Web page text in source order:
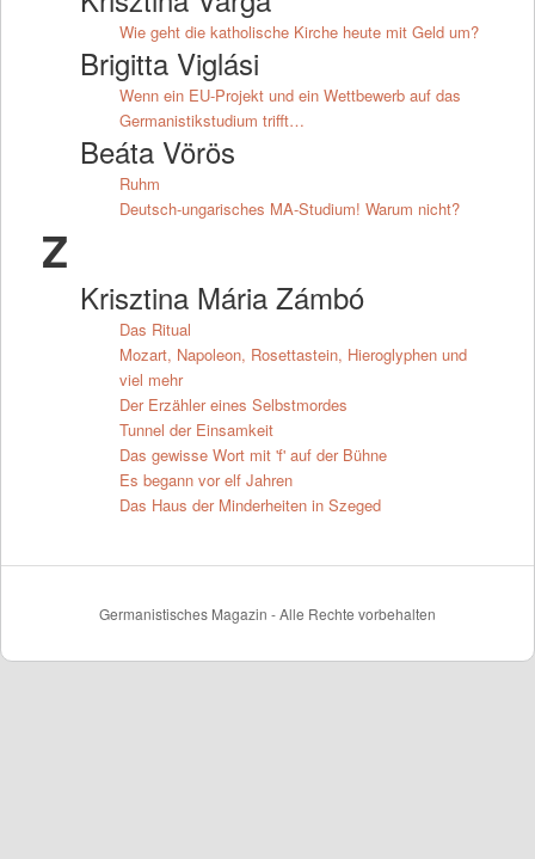
Wie geht die katholische Kirche heute mit Geld um?
Brigitta Viglási
Wenn ein EU-Projekt und ein Wettbewerb auf das
Germanistikstudium trifft…
Beáta Vörös
Ruhm
Deutsch-ungarisches MA-Studium! Warum nicht?
Z
Krisztina Mária Zámbó
Das Ritual
Mozart, Napoleon, Rosettastein, Hieroglyphen und
viel mehr
Der Erzähler eines Selbstmordes
Tunnel der Einsamkeit
Das gewisse Wort mit 'f' auf der Bühne
Es begann vor elf Jahren
Das Haus der Minderheiten in Szeged
Germanistisches Magazin - Alle Rechte vorbehalten